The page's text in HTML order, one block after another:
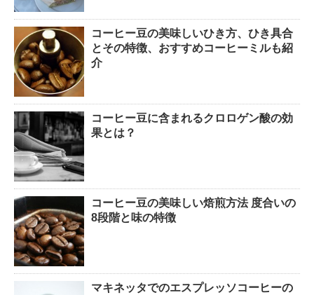
コーヒー豆の美味しいひき方、ひき具合
とその特徴、おすすめコーヒーミルも紹
介
コーヒー豆に含まれるクロロゲン酸の効
果とは？
コーヒー豆の美味しい焙煎方法 度合いの
8段階と味の特徴
マキネッタでのエスプレッソコーヒーの